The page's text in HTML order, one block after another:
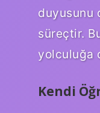
duyusunu
süreçtir.
yolculuğa
Kendi